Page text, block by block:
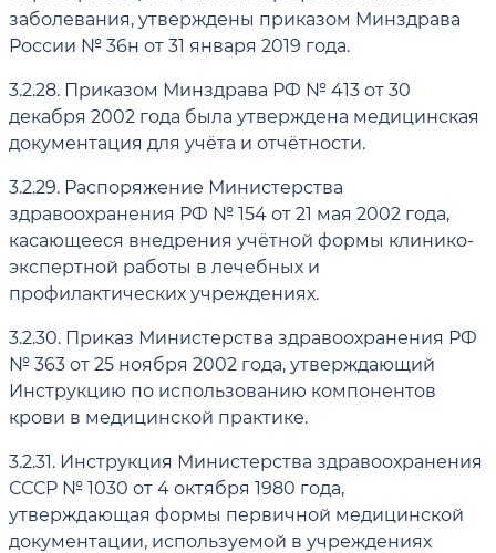
заболевания, утверждены приказом Минздрава
России № 36н от 31 января 2019 года.
3.2.28. Приказом Минздрава РФ № 413 от 30
декабря 2002 года была утверждена медицинская
документация для учёта и отчётности.
3.2.29. Распоряжение Министерства
здравоохранения РФ № 154 от 21 мая 2002 года,
касающееся внедрения учётной формы клинико-
экспертной работы в лечебных и
профилактических учреждениях.
3.2.30. Приказ Министерства здравоохранения РФ
№ 363 от 25 ноября 2002 года, утверждающий
Инструкцию по использованию компонентов
крови в медицинской практике.
3.2.31. Инструкция Министерства здравоохранения
СССР № 1030 от 4 октября 1980 года,
утверждающая формы первичной медицинской
документации, используемой в учреждениях